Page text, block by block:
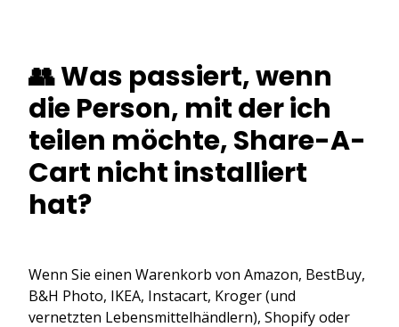
👥 Was passiert, wenn
die Person, mit der ich
teilen möchte, Share-A-
Cart nicht installiert
hat?
Wenn Sie einen Warenkorb von Amazon, BestBuy,
B&H Photo, IKEA, Instacart, Kroger (und
vernetzten Lebensmittelhändlern), Shopify oder